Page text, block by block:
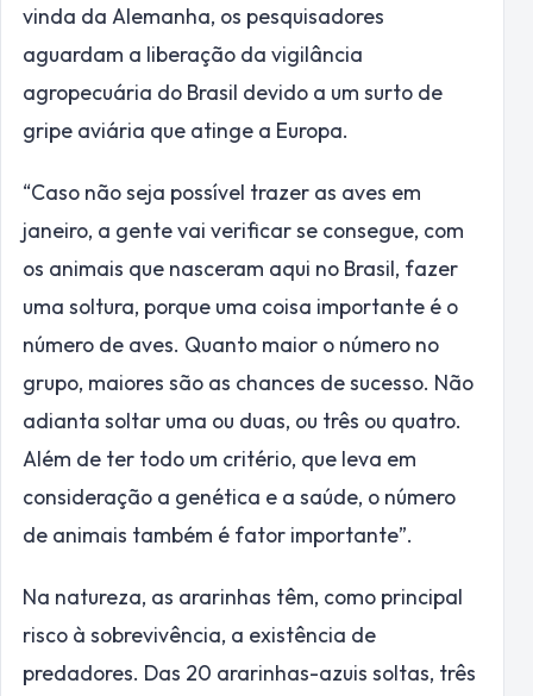
vinda da Alemanha, os pesquisadores
aguardam a liberação da vigilância
agropecuária do Brasil devido a um surto de
gripe aviária que atinge a Europa.
“Caso não seja possível trazer as aves em
janeiro, a gente vai verificar se consegue, com
os animais que nasceram aqui no Brasil, fazer
uma soltura, porque uma coisa importante é o
número de aves. Quanto maior o número no
grupo, maiores são as chances de sucesso. Não
adianta soltar uma ou duas, ou três ou quatro.
Além de ter todo um critério, que leva em
consideração a genética e a saúde, o número
de animais também é fator importante”.
Na natureza, as ararinhas têm, como principal
risco à sobrevivência, a existência de
predadores. Das 20 ararinhas-azuis soltas, três